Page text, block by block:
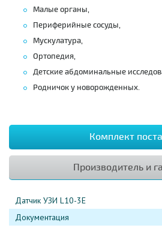
Малые органы,
Периферийные сосуды,
Мускулатура,
Ортопедия,
Детские абдоминальные
Родничок у новорожденных.
Комплект
Производитель и
Датчик УЗИ L10-3E
Документация